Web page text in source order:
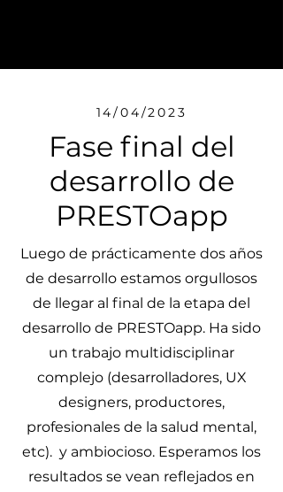
14/04/2023
Fase final del
desarrollo de
PRESTOapp
Luego de prácticamente dos años
de desarrollo estamos orgullosos
de llegar al final de la etapa del
desarrollo de PRESTOapp. Ha sido
un trabajo multidisciplinar
complejo (desarrolladores, UX
designers, productores,
profesionales de la salud mental,
etc). y ambiocioso. Esperamos los
resultados se vean reflejados en